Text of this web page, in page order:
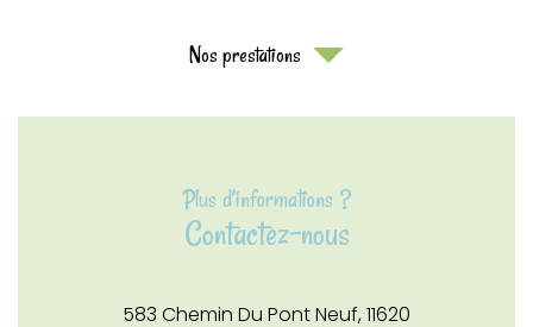
Nos prestations
Plus d’informations ?
Contactez-nous
583 Chemin Du Pont Neuf,11620